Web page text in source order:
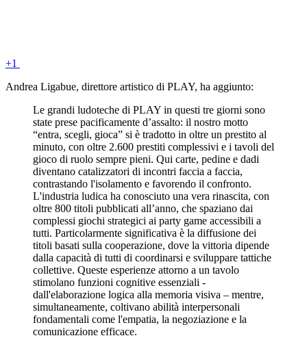
+1
Andrea Ligabue, direttore artistico di PLAY, ha aggiunto:
Le grandi ludoteche di PLAY in questi tre giorni sono
state prese pacificamente d’assalto: il nostro motto
“entra, scegli, gioca” si è tradotto in oltre un prestito al
minuto, con oltre 2.600 prestiti complessivi e i tavoli del
gioco di ruolo sempre pieni. Qui carte, pedine e dadi
diventano catalizzatori di incontri faccia a faccia,
contrastando l'isolamento e favorendo il confronto.
L'industria ludica ha conosciuto una vera rinascita, con
oltre 800 titoli pubblicati all’anno, che spaziano dai
complessi giochi strategici ai party game accessibili a
tutti. Particolarmente significativa è la diffusione dei
titoli basati sulla cooperazione, dove la vittoria dipende
dalla capacità di tutti di coordinarsi e sviluppare tattiche
collettive. Queste esperienze attorno a un tavolo
stimolano funzioni cognitive essenziali -
dall'elaborazione logica alla memoria visiva – mentre,
simultaneamente, coltivano abilità interpersonali
fondamentali come l'empatia, la negoziazione e la
comunicazione efficace.